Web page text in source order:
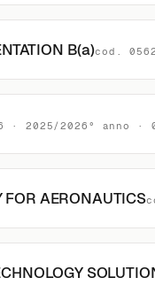
B(a)cod.
· 2025/2026° anno
FOR AERONAUTICS